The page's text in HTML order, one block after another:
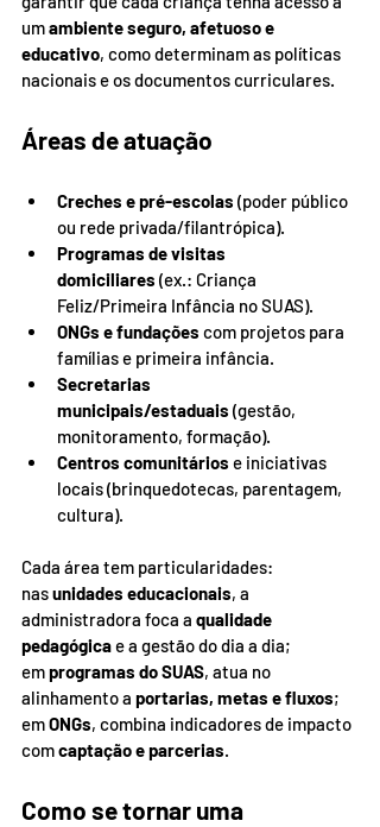
um ambiente seguro, afetuoso e
educativo, como determinam as políticas
nacionais e os documentos curriculares.
Áreas de atuação
Creches e pré-escolas (poder público
ou rede privada/filantrópica).
Programas de visitas
domiciliares (ex.: Criança
Feliz/Primeira Infância no SUAS).
ONGs e fundações com projetos para
famílias e primeira infância.
Secretarias
municipais/estaduais (gestão,
monitoramento, formação).
Centros comunitários e iniciativas
locais (brinquedotecas, parentagem,
cultura).
Cada área tem particularidades:
nas unidades educacionais, a
administradora foca a qualidade
pedagógica e a gestão do dia a dia;
em programas do SUAS, atua no
alinhamento a portarias, metas e fluxos;
em ONGs, combina indicadores de impacto
com captação e parcerias.
Como se tornar uma